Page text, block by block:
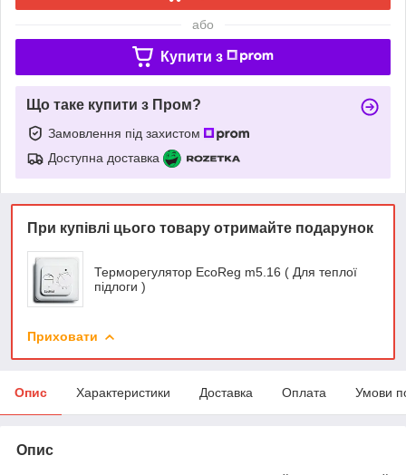
або
Купити з
Що таке купити з Пром?
Замовлення під захистом
Доступна доставка
При купівлі цього товару отримайте подарунок
Терморегулятор EcoReg m5.16 ( Для теплої
підлоги )
Приховати
Опис Характеристики Доставка Оплата Умови
Опис